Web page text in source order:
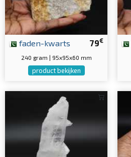
79€
faden-kwarts
240 gram | 95x95x60 mm
product bekijken